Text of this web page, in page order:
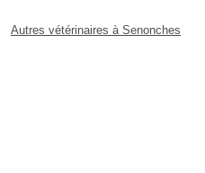
Autres vétérinaires à Senonches